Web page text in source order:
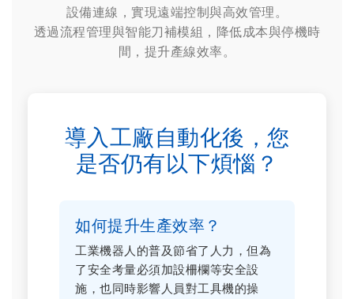
設備連線，實現遠端控制與高效管理。
透過流程管理與智能刀補模組，降低成本與停機時
間，提升產線效率。
導入工廠自動化後，您
是否仍有以下煩惱？
如何提升生產效率？
工業機器人的普及節省了人力，但為
了安全考量必須加設柵欄等安全設
施，也同時影響人員對工具機的操